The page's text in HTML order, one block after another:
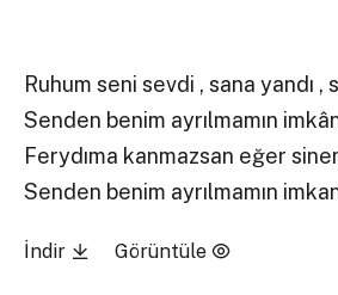
Ruhum seni sevdi , sana yandı ,
Senden benim ayrılmamın
Ferydıma kanmazsan eğer
Senden benim ayrılmamın
İndir Görüntüle